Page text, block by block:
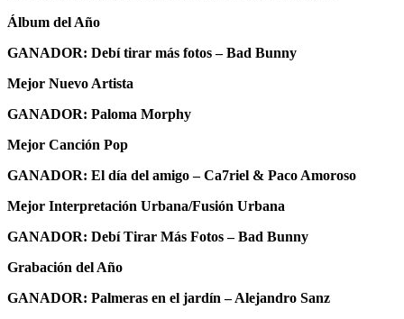
Álbum del Año
GANADOR: Debí tirar más fotos – Bad Bunny
Mejor Nuevo Artista
GANADOR: Paloma Morphy
Mejor Canción Pop
GANADOR: El día del amigo – Ca7riel & Paco Amoroso
Mejor Interpretación Urbana/Fusión Urbana
GANADOR: Debí Tirar Más Fotos – Bad Bunny
Grabación del Año
GANADOR: Palmeras en el jardín – Alejandro Sanz